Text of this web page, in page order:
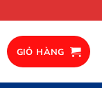
GIỎ HÀNG